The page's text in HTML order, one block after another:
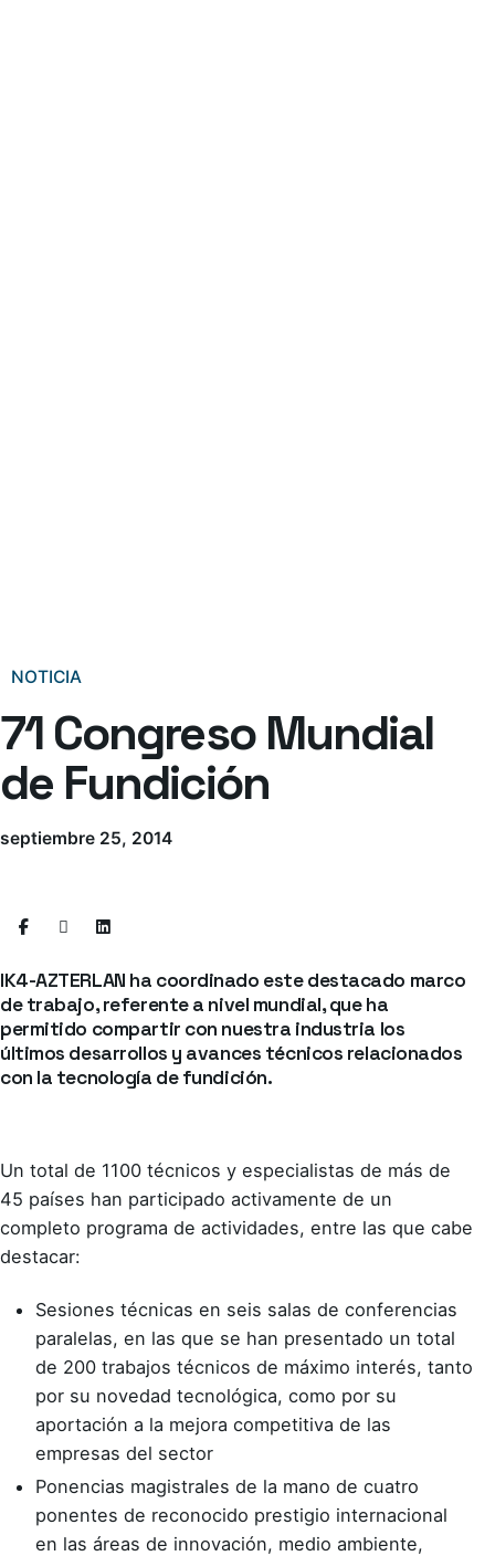
NOTICIA
71 Congreso Mundial
de Fundición
septiembre 25, 2014
IK4-AZTERLAN ha coordinado este destacado marco
de trabajo, referente a nivel mundial, que ha
permitido compartir con nuestra industria los
últimos desarrollos y avances técnicos relacionados
con la tecnología de fundición.
Un total de 1100 técnicos y especialistas de más de
45 países han participado activamente de un
completo programa de actividades, entre las que cabe
destacar:
Sesiones técnicas en seis salas de conferencias
paralelas, en las que se han presentado un total
de 200 trabajos técnicos de máximo interés, tanto
por su novedad tecnológica, como por su
aportación a la mejora competitiva de las
empresas del sector
Ponencias magistrales de la mano de cuatro
ponentes de reconocido prestigio internacional
en las áreas de innovación, medio ambiente,